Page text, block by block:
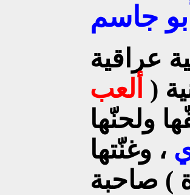
جاسم
عراقية
( ألعب
ولحنّها
، وغنّتها
) صاحبة